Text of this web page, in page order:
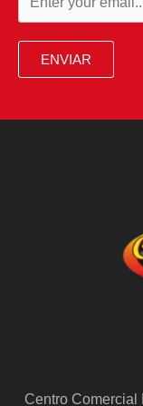
“Hay
aceptarlo,
ENVIAR
Centro Comercial